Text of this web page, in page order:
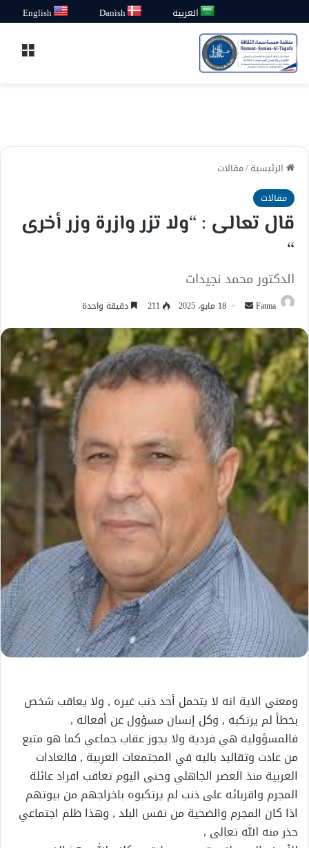
العربية Danish
English
الرئيسية/مقالات
مقالات
قال تعالى : “ولا تزر وازرة وزر أخرى
“
الدكتور محمد نجيدات
Fatma
أرسل
إلكترونيا
18 مايو، 2025 211 دقيقة واحدة
ومعنى الاية انه لا يتحمل أحد ذنب غيره , ولا يعاقب شخص
بخطأ لم يرتكبه , وكل إنسان مسؤول عن أفعاله ,
فالمسؤولية هي فردية ولا يجوز عقاب جماعي كما هو متبع
من عادت وتقاليد باليه في المجتمعات العربية , فالعادات
العربية منذ العصر الجاهلي وحتى اليوم تعاقب افراد عائلة
المجرم واقربائه على ذنب لم يرتكبوه باخراجهم من بيوتهم
اذا كان المجرم والضحية من نفس البلد , وهذا ظلم اجتماعي
حذر منه الله تعالى ,